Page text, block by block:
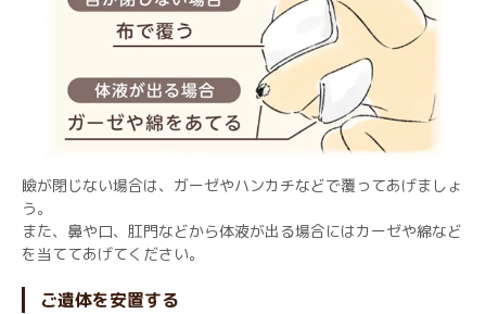
瞼が閉じない場合は、ガーゼやハンカチなどで覆ってあげましょ
う。
また、鼻や口、肛門などから体液が出る場合にはカーゼや綿など
を当ててあげてください。
ご遺体を安置する